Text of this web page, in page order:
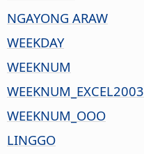
NGAYONG ARAW
WEEKDAY
WEEKNUM
WEEKNUM_EXCEL2003
WEEKNUM_OOO
LINGGO